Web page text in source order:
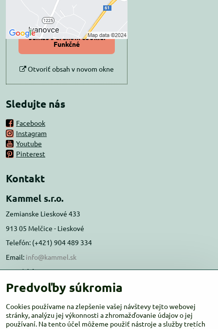
Povoliť tentokrát
Povoliť a zapamätať -
súhlas s druhom cookie:
Funkčné
Otvoriť obsah v novom okne
Sledujte nás
Facebook
Instagram
Youtube
Pinterest
Kontakt
Kammel s.r.o.
Zemianske Lieskové 433
913 05 Melčice - Lieskové
Telefón: (+421) 904 489 334
Email: info@kammel.sk
Prevádzka:
Administratívna budova PD Melčice
Otváracie hodiny:PO-ŠT 8:00 - 16:00
Predvoľby súkromia
Cookies používame na zlepšenie vašej návštevy tejto webovej
stránky, analýzu jej výkonnosti a zhromažďovanie údajov o jej
používaní. Na tento účel môžeme použiť nástroje a služby tretích